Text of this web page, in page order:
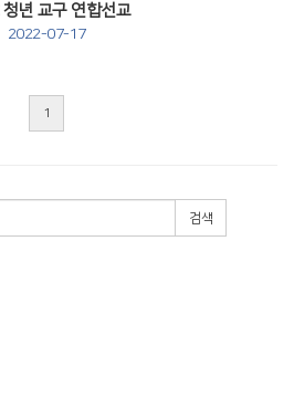
년 교구 연합선교
2022-07-17
1
검색